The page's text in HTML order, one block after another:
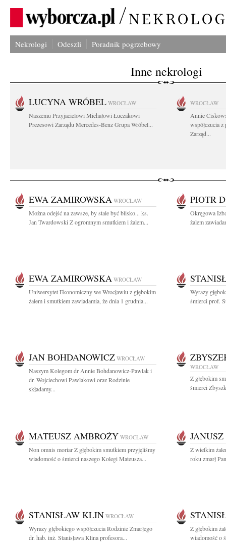
Nekrologi Odeszli Poradnik pogrzebowy
Inne nekrologi
LUCYNA WRÓBEL WROCŁAW
Naszemu Przyjacielowi Michałowi Łuczakowi
Prezesowi Zarządu Mercedes-Benz Grupa Wróbel...
WROCŁAW
Annie
współczucia
Zarząd...
EWA ZAMIROWSKA WROCŁAW
Można odejść na zawsze, by stale być blisko... ks.
Jan Twardowski Z ogromnym smutkiem i żalem...
PIOTR
Okręgowa
żalem
EWA ZAMIROWSKA WROCŁAW
Uniwersytet Ekonomiczny we Wrocławiu z głębokim
żalem i smutkiem zawiadamia, że dnia 1 grudnia...
Wyrazy
śmierci prof.
JAN BOHDANOWICZ WROCŁAW
Naszym Kolegom dr Annie Bohdanowicz-Pawlak i
dr. Wojciechowi Pawlakowi oraz Rodzinie
składamy...
WROCŁAW
Z głębokim
śmierci
MATEUSZ AMBROŻY WROCŁAW
Non omnis moriar Z głębokim smutkiem przyjęliśmy
wiadomość o śmierci naszego Kolegi Mateusza...
Z wielkim
roku zmarł
STANISŁAW KLIN WROCŁAW
Wyrazy głębokiego współczucia Rodzinie Zmarłego
dr. hab. inż. Stanisława Klina profesora...
Z głębokim
wiadomość o